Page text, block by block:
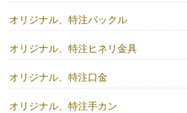
オリジナル、特注バックル
オリジナル、特注ヒネリ金具
オリジナル、特注口金
オリジナル、特注手カン